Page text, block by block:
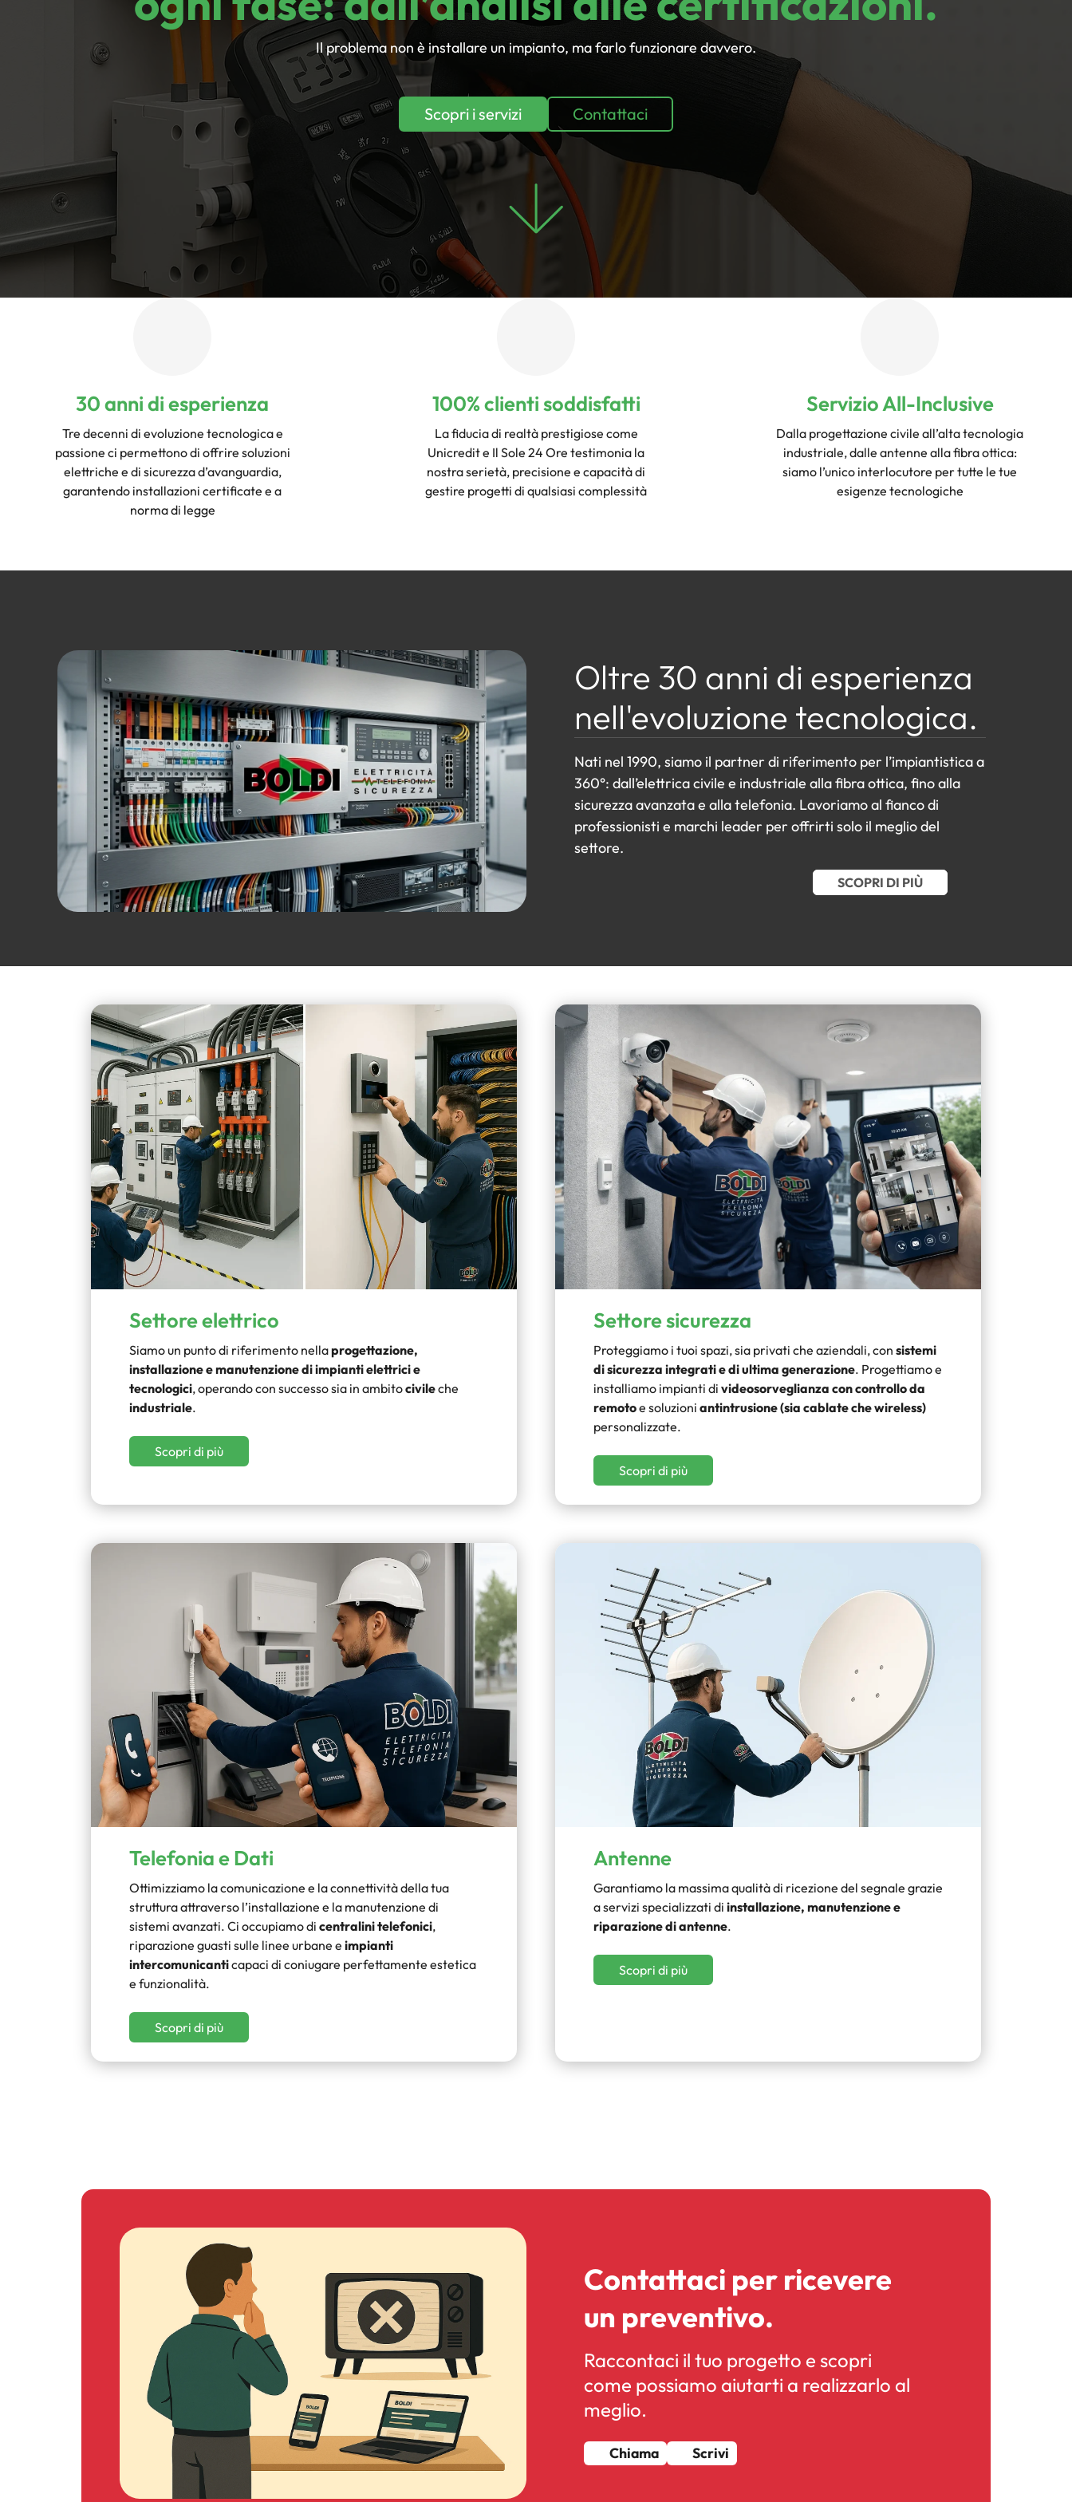
Il problema non è installare un impianto, ma farlo funzionare davvero.
Scopri i servizi Contattaci
30 anni di esperienza
Tre decenni di evoluzione tecnologica e
passione ci permettono di offrire soluzioni
elettriche e di sicurezza d’avanguardia,
garantendo installazioni certificate e a
norma di legge
100% clienti soddisfatti
La fiducia di realtà prestigiose come
Unicredit e Il Sole 24 Ore testimonia la
nostra serietà, precisione e capacità di
gestire progetti di qualsiasi complessità
Servizio All-Inclusive
Dalla progettazione civile all’alta tecnologia
industriale, dalle antenne alla fibra ottica:
siamo l’unico interlocutore per tutte le tue
esigenze tecnologiche
Oltre 30 anni di esperienza
nell'evoluzione tecnologica.
Nati nel 1990, siamo il partner di riferimento per l’impiantistica a
360°: dall’elettrica civile e industriale alla fibra ottica, fino alla
sicurezza avanzata e alla telefonia. Lavoriamo al fianco di
professionisti e marchi leader per offrirti solo il meglio del
settore.
SCOPRI DI PIÙ
Settore elettrico
Siamo un punto di riferimento nellaprogettazione,
installazione e manutenzione di impianti elettrici e
tecnologici, operando con successo sia in ambitocivileche
industriale.
Scopri di più
Settore sicurezza
Proteggiamo i tuoi spazi, sia privati che aziendali, con sistemi
di sicurezza integrati e di ultima generazione. Progettiamo e
installiamo impianti di videosorveglianza con controllo da
remotoe soluzioni antintrusione (sia cablate che wireless)
personalizzate.
Scopri di più
Telefonia e Dati
Ottimizziamo la comunicazione e la connettività della tua
struttura attraverso l’installazione e la manutenzione di
sistemi avanzati. Ci occupiamo di centralini telefonici,
riparazione guasti sulle linee urbane e impianti
intercomunicanticapaci di coniugare perfettamente estetica
e funzionalità.
Scopri di più
Antenne
Garantiamo la massima qualità di ricezione del segnale grazie
a servizi specializzati di installazione, manutenzione e
riparazione di antenne.
Scopri di più
Contattaci per ricevere
un preventivo.
Raccontaci il tuo progetto e scopri
come possiamo aiutarti a realizzarlo al
meglio.
Chiama Scrivi